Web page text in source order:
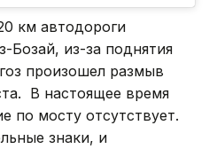
км автодороги
Бозай, из-за поднятия
произошел размыв
В настоящее время
по мосту отсутствует.
знаки, и